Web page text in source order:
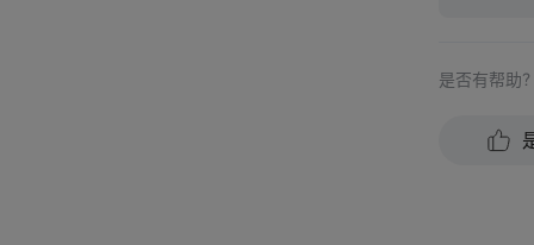
是否有帮助